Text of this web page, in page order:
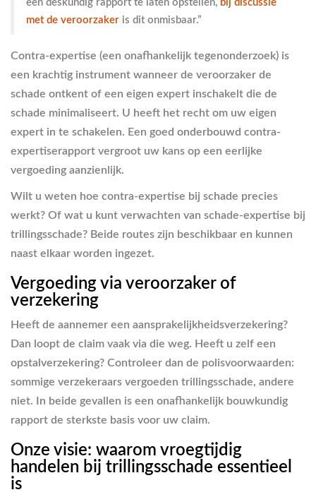
een deskundig rapport te laten opstellen, bij discussie
met de veroorzaker is dit onmisbaar.”
Contra-expertise (een onafhankelijk tegenonderzoek) is
een krachtig instrument wanneer de veroorzaker de
schade ontkent of een eigen expert inschakelt die de
schade minimaliseert. U heeft het recht om uw eigen
expert in te schakelen. Een goed onderbouwd contra-
expertiserapport vergroot uw kans op een eerlijke
vergoeding aanzienlijk.
Wilt u weten hoe contra-expertise bij schade precies
werkt? Of wat u kunt verwachten van schade-expertise bij
trillingsschade? Beide routes zijn beschikbaar en kunnen
naast elkaar worden ingezet.
Vergoeding via veroorzaker of
verzekering
Heeft de aannemer een aansprakelijkheidsverzekering?
Dan loopt de claim vaak via die weg. Heeft u zelf een
opstalverzekering? Controleer dan de polisvoorwaarden:
sommige verzekeraars vergoeden trillingsschade, andere
niet. In beide gevallen is een onafhankelijk bouwkundig
rapport de sterkste basis voor uw claim.
Onze visie: waarom vroegtijdig
handelen bij trillingsschade essentieel
is